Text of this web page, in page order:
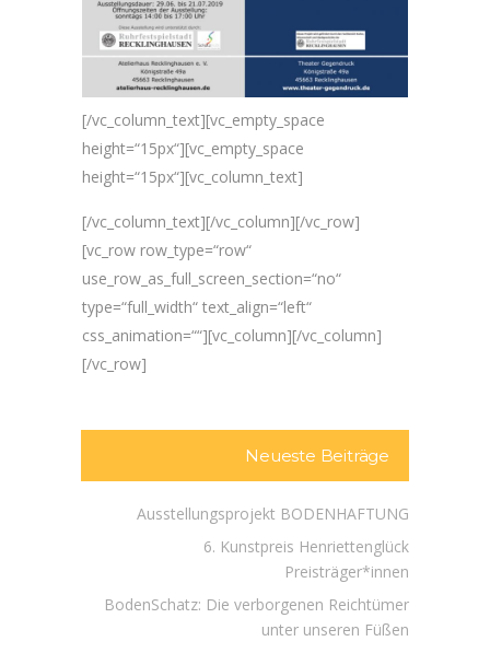
[/vc_column_text][vc_empty_space
height=“15px“][vc_empty_space
height=“15px“][vc_column_text]
[/vc_column_text][/vc_column][/vc_row]
[vc_row row_type=“row“
use_row_as_full_screen_section=“no“
type=“full_width“ text_align=“left“
css_animation=““][vc_column][/vc_column]
[/vc_row]
Neueste Beiträge
Ausstellungsprojekt BODENHAFTUNG
6. Kunstpreis Henriettenglück
Preisträger*innen
BodenSchatz: Die verborgenen Reichtümer
unter unseren Füßen